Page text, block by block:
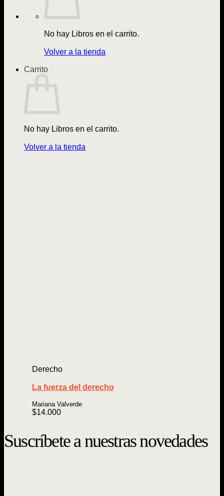
No hay Libros en el carrito.
Volver a la tienda
Carrito
No hay Libros en el carrito.
Volver a la tienda
Derecho
La fuerza del derecho
Mariana Valverde
$14.000
Suscríbete a nuestras novedades